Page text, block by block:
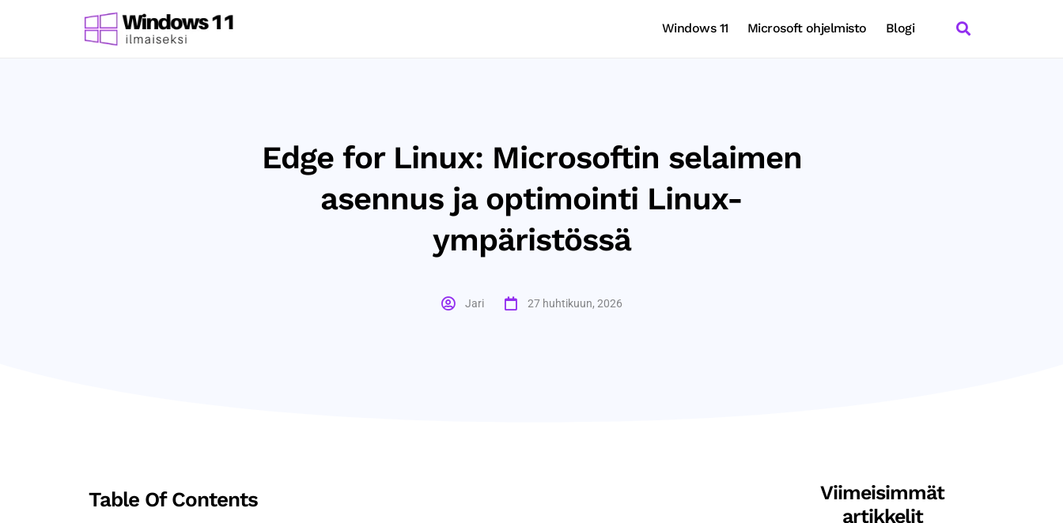
Windows 11 Microsoft ohjelmisto Blogi
Edge for Linux: Microsoftin selaimen
asennus ja optimointi Linux-
ympäristössä
Jari 27 huhtikuun, 2026
Table Of Contents
Viimeisimmät
artikkelit